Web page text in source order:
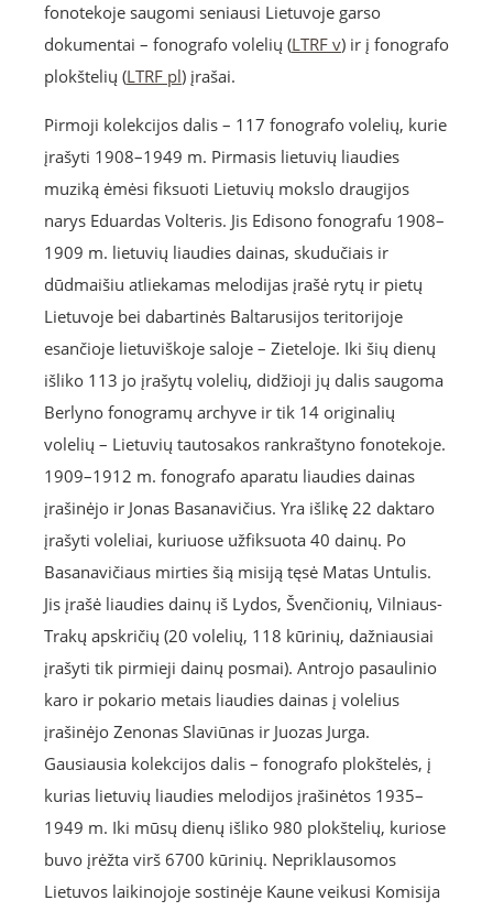
fonotekoje saugomi seniausi Lietuvoje garso
dokumentai – fonografo volelių (LTRF v) ir į fonografo
plokštelių (LTRF pl) įrašai.
Pirmoji kolekcijos dalis – 117 fonografo volelių, kurie
įrašyti 1908–1949 m. Pirmasis lietuvių liaudies
muziką ėmėsi fiksuoti Lietuvių mokslo draugijos
narys Eduardas Volteris. Jis Edisono fonografu 1908–
1909 m. lietuvių liaudies dainas, skudučiais ir
dūdmaišiu atliekamas melodijas įrašė rytų ir pietų
Lietuvoje bei dabartinės Baltarusijos teritorijoje
esančioje lietuviškoje saloje – Zieteloje. Iki šių dienų
išliko 113 jo įrašytų volelių, didžioji jų dalis saugoma
Berlyno fonogramų archyve ir tik 14 originalių
volelių – Lietuvių tautosakos rankraštyno fonotekoje.
1909–1912 m. fonografo aparatu liaudies dainas
įrašinėjo ir Jonas Basanavičius. Yra išlikę 22 daktaro
įrašyti voleliai, kuriuose užfiksuota 40 dainų. Po
Basanavičiaus mirties šią misiją tęsė Matas Untulis.
Jis įrašė liaudies dainų iš Lydos, Švenčionių, Vilniaus-
Trakų apskričių (20 volelių, 118 kūrinių, dažniausiai
įrašyti tik pirmieji dainų posmai). Antrojo pasaulinio
karo ir pokario metais liaudies dainas į volelius
įrašinėjo Zenonas Slaviūnas ir Juozas Jurga.
Gausiausia kolekcijos dalis – fonografo plokštelės, į
kurias lietuvių liaudies melodijos įrašinėtos 1935–
1949 m. Iki mūsų dienų išliko 980 plokštelių, kuriose
buvo įrėžta virš 6700 kūrinių. Nepriklausomos
Lietuvos laikinojoje sostinėje Kaune veikusi Komisija